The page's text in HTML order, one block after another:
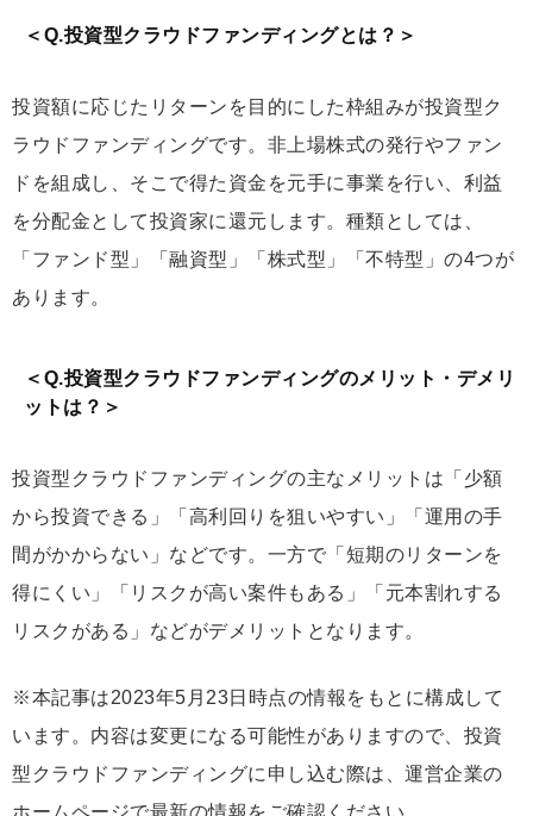
＜Q.投資型クラウドファンディングとは？＞
投資額に応じたリターンを目的にした枠組みが投資型ク
ラウドファンディングです。非上場株式の発行やファン
ドを組成し、そこで得た資金を元手に事業を行い、利益
を分配金として投資家に還元します。種類としては、
「ファンド型」「融資型」「株式型」「不特型」の4つが
あります。
＜Q.投資型クラウドファンディングのメリット・デメリ
ットは？＞
投資型クラウドファンディングの主なメリットは「少額
から投資できる」「高利回りを狙いやすい」「運用の手
間がかからない」などです。一方で「短期のリターンを
得にくい」「リスクが高い案件もある」「元本割れする
リスクがある」などがデメリットとなります。
※本記事は2023年5月23日時点の情報をもとに構成して
います。内容は変更になる可能性がありますので、投資
型クラウドファンディングに申し込む際は、運営企業の